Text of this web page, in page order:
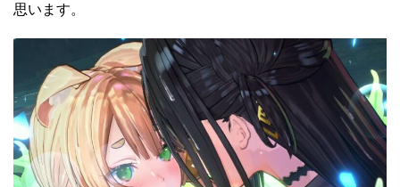
思います。